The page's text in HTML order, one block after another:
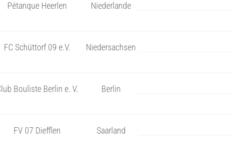
Pétanque Heerlen Niederlande
FC Schüttorf 09 e.V. Niedersachsen
Bouliste Berlin e. V. Berlin
FV 07 Diefflen Saarland